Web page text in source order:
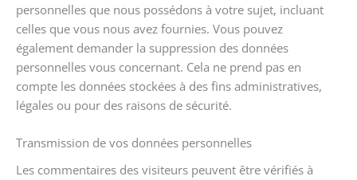
personnelles que nous possédons à votre sujet, incluant
celles que vous nous avez fournies. Vous pouvez
également demander la suppression des données
personnelles vous concernant. Cela ne prend pas en
compte les données stockées à des fins administratives,
légales ou pour des raisons de sécurité.
Transmission de vos données personnelles
Les commentaires des visiteurs peuvent être vérifiés à